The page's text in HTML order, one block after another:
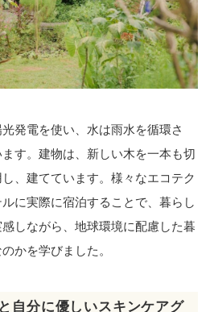
発電を使い、水は雨水を循環さ
す。建物は、新しい木を一本も切
、建てています。様々なエコテク
に実際に宿泊することで、暮らし
しながら、地球環境に配慮した暮
かを学びました。
自分に優しいスキンケアグ